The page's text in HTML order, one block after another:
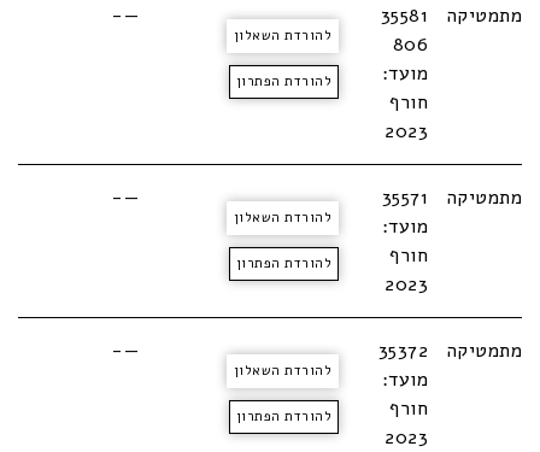
מתמטיקה
35581
806
מועד:
חורף
2023
להורדת השאלון
להורדת הפתרון
—-
מתמטיקה
35571
מועד:
חורף
2023
להורדת השאלון
להורדת הפתרון
—-
מתמטיקה
35372
מועד:
חורף
2023
להורדת השאלון
להורדת הפתרון
—-